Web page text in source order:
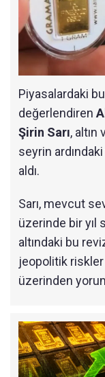
Piyasalardaki
değerlendiren
Şirin Sarı, altın
seyrin
aldı.
Sarı, mevcut
üzerinde bir yıl
altındaki bu
jeopolitik riskler
üzerinden